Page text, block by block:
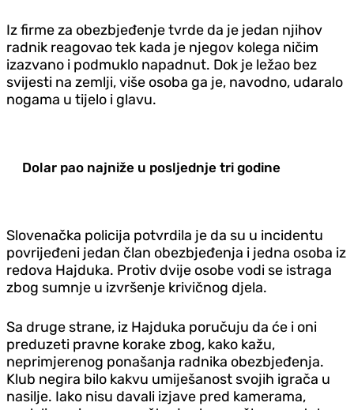
Iz firme za obezbjeđenje tvrde da je jedan njihov
radnik reagovao tek kada je njegov kolega ničim
izazvano i podmuklo napadnut. Dok je ležao bez
svijesti na zemlji, više osoba ga je, navodno, udaralo
nogama u tijelo i glavu.
Dolar pao najniže u posljednje tri godine
Slovenačka policija potvrdila je da su u incidentu
povrijeđeni jedan član obezbjeđenja i jedna osoba iz
redova Hajduka. Protiv dvije osobe vodi se istraga
zbog sumnje u izvršenje krivičnog djela.
Sa druge strane, iz Hajduka poručuju da će i oni
preduzeti pravne korake zbog, kako kažu,
neprimjerenog ponašanja radnika obezbjeđenja.
Klub negira bilo kakvu umiješanost svojih igrača u
nasilje. Iako nisu davali izjave pred kamerama,